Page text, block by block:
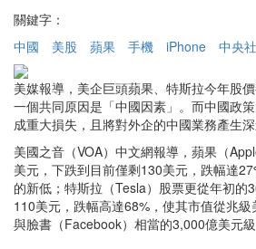
關鍵字：
中國
美股 蘋果 手機 iPhone 中央社
美媒報導，美企巨頭蘋果、特斯拉今年股
一個共同原因是「中國因素」。而中國政
成重大損失，且將對外企的中國業務產生深
美國之音（VOA）中文網報導，蘋果（
美元，下跌到目前僅剩130美元，跌幅達
的新低；特斯拉（Tesla）股票更從年初的
110美元，跌幅高達68%，使其市值從兆
與臉書（Facebook）相當的3,000億美元級